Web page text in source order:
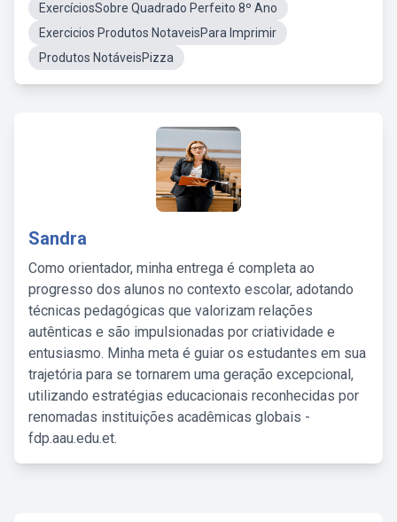
ExercíciosSobre Quadrado Perfeito 8º Ano
Exercicios Produtos NotaveisPara Imprimir
Produtos NotáveisPizza
Sandra
Como orientador, minha entrega é completa ao
progresso dos alunos no contexto escolar, adotando
técnicas pedagógicas que valorizam relações
autênticas e são impulsionadas por criatividade e
entusiasmo. Minha meta é guiar os estudantes em sua
trajetória para se tornarem uma geração excepcional,
utilizando estratégias educacionais reconhecidas por
renomadas instituições acadêmicas globais -
fdp.aau.edu.et.